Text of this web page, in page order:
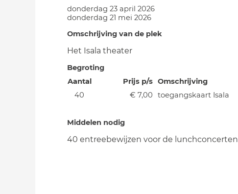
donderdag 23 april 2026
donderdag 21 mei 2026
Omschrijving van de plek
Het Isala theater
Begroting
Aantal
Prijs p/s Omschrijving
40
€ 7,00 toegangskaart Isala
Middelen nodig
40 entreebewijzen voor de lunchconcerten